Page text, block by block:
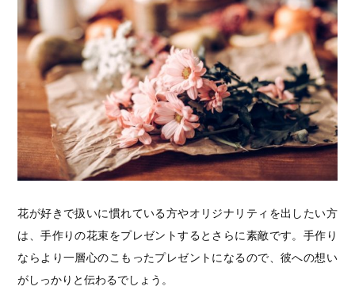
花が好きで扱いに慣れている方やオリジナリティを出したい方
は、手作りの花束をプレゼントするとさらに素敵です。手作り
ならより一層心のこもったプレゼントになるので、彼への想い
がしっかりと伝わるでしょう。